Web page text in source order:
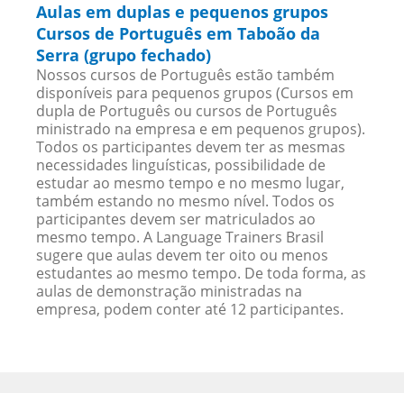
Aulas em duplas e pequenos grupos
Cursos de Português em Taboão da
Serra (grupo fechado)
Nossos cursos de Português estão também
disponíveis para pequenos grupos (Cursos em
dupla de Português ou cursos de Português
ministrado na empresa e em pequenos grupos).
Todos os participantes devem ter as mesmas
necessidades linguísticas, possibilidade de
estudar ao mesmo tempo e no mesmo lugar,
também estando no mesmo nível. Todos os
participantes devem ser matriculados ao
mesmo tempo. A Language Trainers Brasil
sugere que aulas devem ter oito ou menos
estudantes ao mesmo tempo. De toda forma, as
aulas de demonstração ministradas na
empresa, podem conter até 12 participantes.